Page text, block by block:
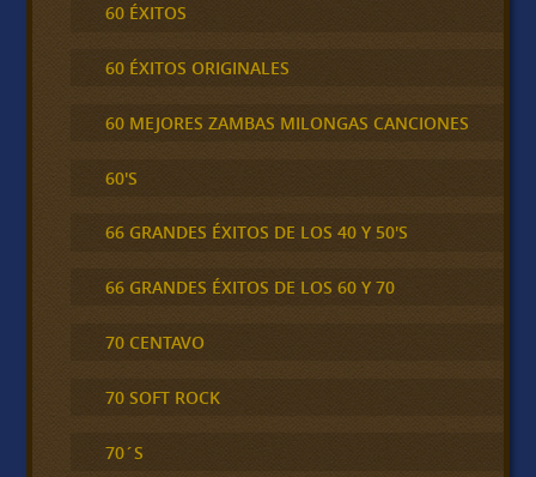
60 ÉXITOS
60 ÉXITOS ORIGINALES
60 MEJORES ZAMBAS MILONGAS CANCIONES
60'S
66 GRANDES ÉXITOS DE LOS 40 Y 50'S
66 GRANDES ÉXITOS DE LOS 60 Y 70
70 CENTAVO
70 SOFT ROCK
70´S